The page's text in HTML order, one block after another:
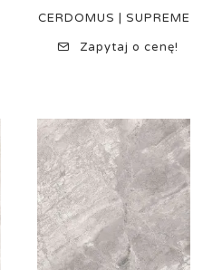
CERDOMUS | SUPREME
Zapytaj o cenę!